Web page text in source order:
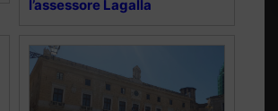
l’assessore Lagalla